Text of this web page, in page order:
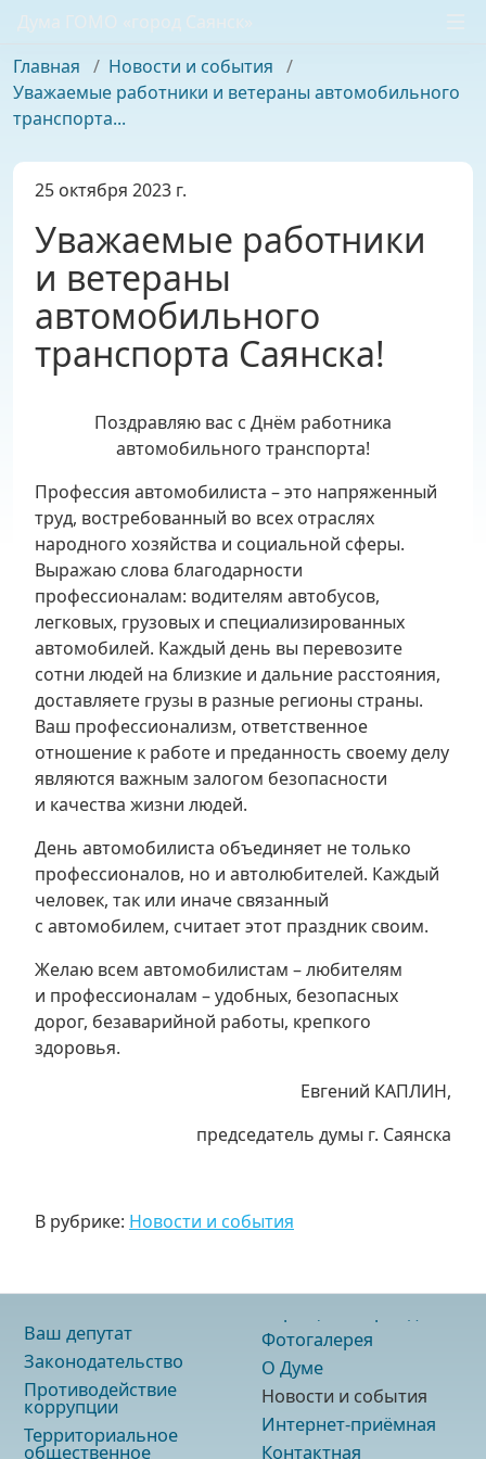
Дума ГОМО «город Саянск»
Главная / Новости и события /
Уважаемые работники и ветераны автомобильного
транспорта...
25 октября 2023 г.
Уважаемые работники
и ветераны
автомобильного
транспорта Саянска!
Поздравляю вас с Днём работника
автомобильного транспорта!
Профессия автомобилиста – это напряженный
труд, востребованный во всех отраслях
народного хозяйства и социальной сферы.
Выражаю слова благодарности
профессионалам: водителям автобусов,
легковых, грузовых и специализированных
автомобилей. Каждый день вы перевозите
сотни людей на близкие и дальние расстояния,
доставляете грузы в разные регионы страны.
Ваш профессионализм, ответственное
отношение к работе и преданность своему делу
являются важным залогом безопасности
и качества жизни людей.
День автомобилиста объединяет не только
профессионалов, но и автолюбителей. Каждый
человек, так или иначе связанный
с автомобилем, считает этот праздник своим.
Желаю всем автомобилистам – любителям
и профессионалам – удобных, безопасных
дорог, безаварийной работы, крепкого
здоровья.
Евгений КАПЛИН,
председатель думы г. Саянска
В рубрике: Новости и события
Ваш депутат
Законодательство
Противодействие
коррупции
Территориальное
общественное
Фотогалерея
О Думе
Новости и события
Интернет-приёмная
Контактная